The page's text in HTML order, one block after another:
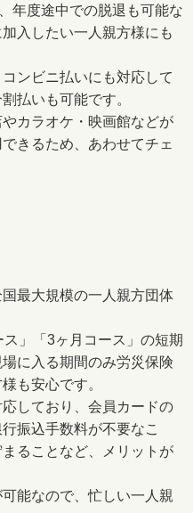
年度途中での脱退も可能な
入したい一人親方様にも
ンビニ払いにも対応して
払いも可能です。
カラオケ・映画館などが
きるため、あわせてチェ
最大規模の一人親方団体
」「3ヶ月コース」の短期
に入る期間のみ労災保険
も安心です。
しており、会員カードの
振込手数料が不要なこ
ることなど、メリットが
能なので、忙しい一人親